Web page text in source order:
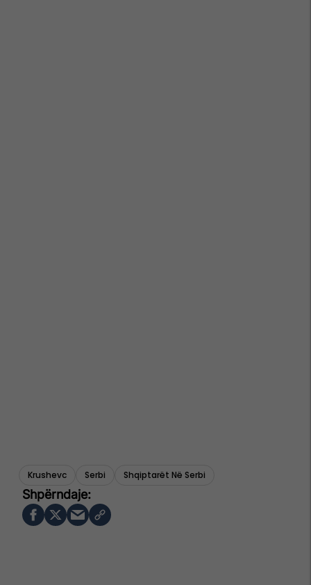
Krushevc Serbi Shqiptarët Në Serbi